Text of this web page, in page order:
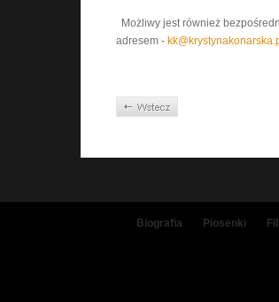
Możliwy jest również
adresem -
Biografia Piosenki